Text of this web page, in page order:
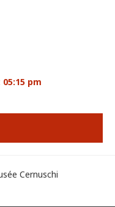
pm
Cernuschi